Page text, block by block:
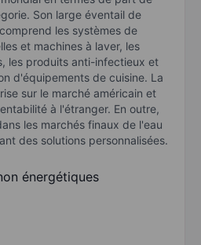
Son large éventail de
les systèmes de
et machines à laver, les
les produits anti-infectieux et
d'équipements de cuisine. La
sur le marché américain et
à l'étranger. En outre,
les marchés finaux de l'eau
des solutions personnalisées.
énergétiques